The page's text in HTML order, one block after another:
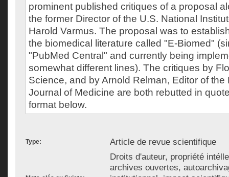
prominent published critiques of a proposal
the former Director of the U.S. National
Harold Varmus. The proposal was to
the biomedical literature called "E-Biomed"
"PubMed Central" and currently being
somewhat different lines). The critiques by
Science, and by Arnold Relman, Editor of the
Journal of Medicine are both rebutted in
format below.
Type: Article de revue scientifique
Droits d'auteur, propriété
archives ouvertes,